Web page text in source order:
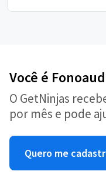
Você é
O GetNinjas
por mês e pode
Quero me